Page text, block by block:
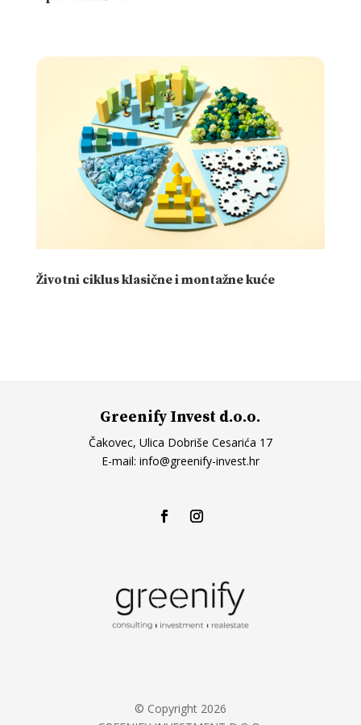
Životni ciklus klasične i montažne kuće
Greenify Invest d.o.o.
Čakovec, Ulica Dobriše Cesarića 17
E-mail: info@greenify-invest.hr
© Copyright 2026